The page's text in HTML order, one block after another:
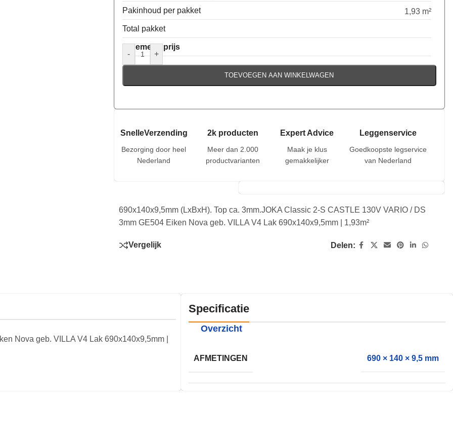
Pakinhoud per pakket
1,93 m²
Total pakket
Algemene prijs
-
+
TOEVOEGEN AAN WINKELWAGEN
SnelleVerzending
Bezorging door heel
Nederland
2k producten
Meer dan 2.000
productvarianten
Expert Advice
Maak je klus
gemakkelijker
Leggenservice
Goedkoopste legservice
van Nederland
690x140x9,5mm (LxBxH). Top ca. 3mm.JOKA Classic 2-S CASTLE 130V VARIO / DS
3mm GE504 Eiken Nova geb. VILLA V4 Lak 690x140x9,5mm | 1,93m²
Vergelijk Delen:
Nova geb. VILLA V4 Lak 690x140x9,5mm |
Specificatie
Overzicht
AFMETINGEN 690 × 140 × 9,5 mm